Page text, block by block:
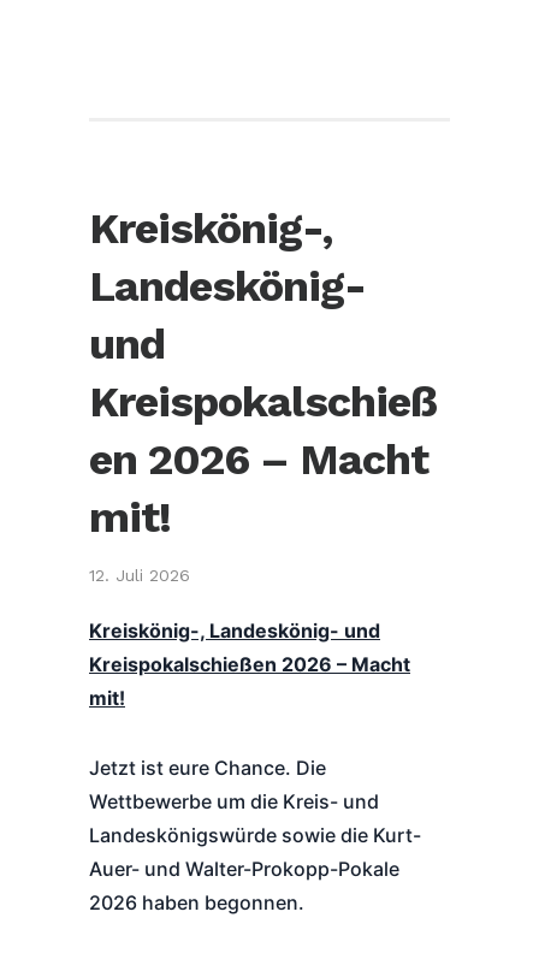
Kreiskönig-,
Landeskönig-
und
Kreispokalschieß
en 2026 – Macht
mit!
12. Juli 2026
Kreiskönig-, Landeskönig- und
Kreispokalschießen 2026 – Macht
mit!
Jetzt ist eure Chance. Die
Wettbewerbe um die Kreis- und
Landeskönigswürde sowie die Kurt-
Auer- und Walter-Prokopp-Pokale
2026 haben begonnen.